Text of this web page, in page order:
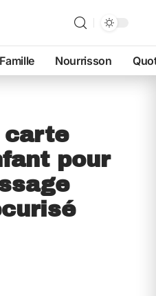
Famille Nourrisson
carte
pour